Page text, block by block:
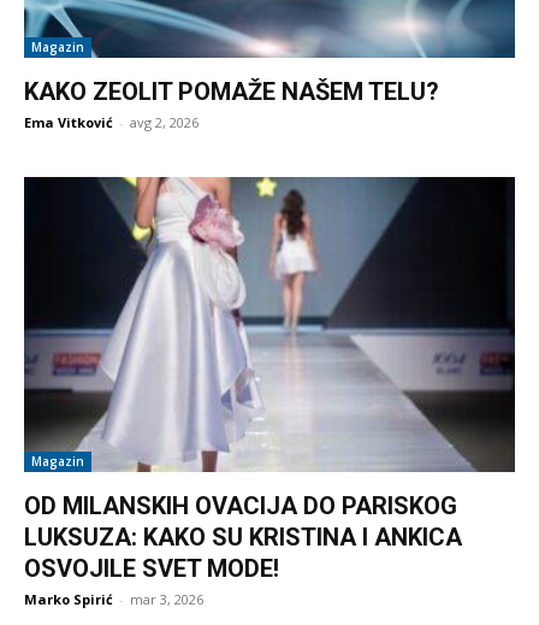
Magazin
KAKO ZEOLIT POMAŽE NAŠEM TELU?
Ema Vitković - avg 2, 2026
Magazin
OD MILANSKIH OVACIJA DO PARISKOG
LUKSUZA: KAKO SU KRISTINA I ANKICA
OSVOJILE SVET MODE!
Marko Spirić - mar 3, 2026